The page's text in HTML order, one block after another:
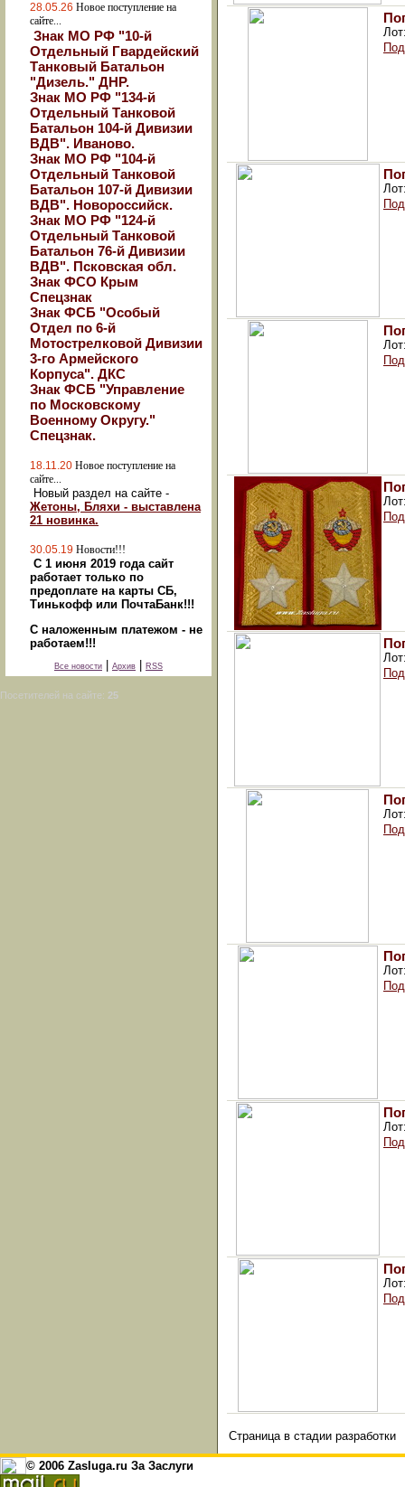
28.05.26 Новое поступление на
сайте...
Знак МО РФ "10-й
Отдельный Гвардейский
Танковый Батальон
"Дизель." ДНР.
Знак МО РФ "134-й
Отдельный Танковой
Батальон 104-й Дивизии
ВДВ". Иваново.
Знак МО РФ "104-й
Отдельный Танковой
Батальон 107-й Дивизии
ВДВ". Новороссийск.
Знак МО РФ "124-й
Отдельный Танковой
Батальон 76-й Дивизии
ВДВ". Псковская обл.
Знак ФСО Крым
Спецзнак
Знак ФСБ "Особый
Отдел по 6-й
Мотострелковой Дивизии
3-го Армейского
Корпуса". ДКС
Знак ФСБ "Управление
по Московскому
Военному Округу."
Спецзнак.
18.11.20 Новое поступление на
сайте...
Новый раздел на сайте -
Жетоны, Бляхи - выставлена
21 новинка.
30.05.19 Новости!!!
С 1 июня 2019 года сайт
работает только по
предоплате на карты СБ,
Тинькофф или ПочтаБанк!!!
С наложенным платежом - не
работаем!!!
Все новости Архив RSS
Посетителей на сайте: 25
Страница в стадии разработки
© 2006 Zasluga.ru За Заслуги